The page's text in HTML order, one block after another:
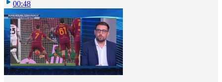
00:48